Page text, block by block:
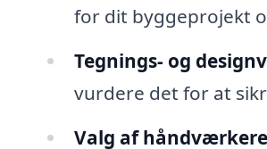
for dit byggeprojekt
Tegnings- og
vurdere det for at
Valg af